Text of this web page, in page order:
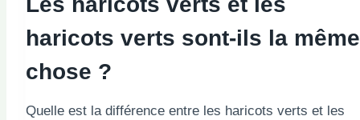
haricots verts sont-ils la même
chose ?
Quelle est la différence entre les haricots verts et les